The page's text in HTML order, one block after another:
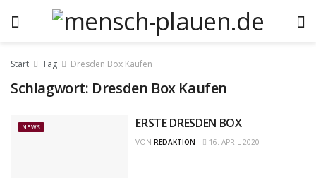
Start Tag Dresden Box Kaufen
Schlagwort: Dresden Box Kaufen
NEWS ERSTE DRESDEN BOX
VON REDAKTION 16. APRIL 2020